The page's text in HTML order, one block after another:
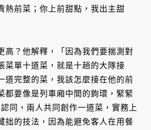
熱前菜；你上前甜點，我出主甜
高？他解釋，「因為我們要揣測對
菜單十道菜，就是十趟的大隊接
道完整的菜，我該怎麼接在他的前
都要像是列車廂中間的鉤環，緊緊
同，兩人共同創作一道菜，實務上
拙的技法，因為能避免客人在用餐